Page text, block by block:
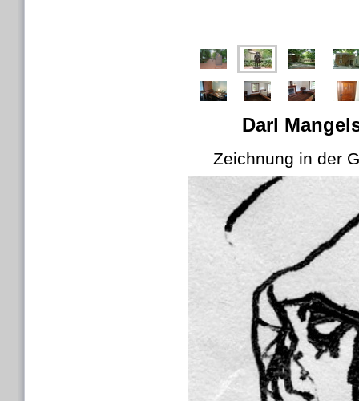
Darl
Zeichnung in der